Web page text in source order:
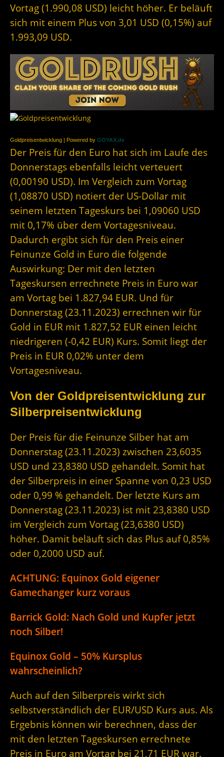
Vortag (1.990,08 USD) leicht höher. Er beläuft
sich mit einem Plus von 3,01 USD (0,15%) auf
1.993,09 USD.
Goldpreisentwicklung | Powered by GOYAX.de
Der Preis für den Euro hat sich im Laufe des
Donnerstags ebenfalls leicht verteuert
(0,00190 USD). Im Vergleich zum Vortag
(1,08870 USD) notiert der US-Dollar mit
seinem letzten Tageskurs bei 1,09060 USD
mit 0,17% über dem Vortagesniveau.
Dadurch ergibt sich für den Preis einer
Feinunze Gold in Euro die folgende
Auswirkung: Der mit den letzten
Tageskursen errechnete Preis in Euro war
am Vortag bei 1.827,94 EUR. Und für
Donnerstag (23.11.2023) errechnen wir für
Gold in EUR mit 1.827,52 EUR einen leicht
niedrigeren (-0,42 EUR) Kurs. Somit liegt der
Preis in EUR 0,02% unter dem
Vortagesniveau.
Von der Goldpreisentwicklung zur
Silberpreisentwicklung
Der Preis für die Feinunze Silber hat am
Donnerstag (23.11.2023) zwischen 23,6035
USD und 23,8380 USD gehandelt. Somit hat
der Silberpreis in einer Spanne von 0,23 USD
oder 0,99 % gehandelt. Der letzte Kurs am
Donnerstag (23.11.2023) ist mit 23,8380 USD
im Vergleich zum Vortag (23,6380 USD)
höher. Damit beläuft sich das Plus auf 0,85%
oder 0,2000 USD auf.
ACHTUNG: Equinox Gold eigener
Gamechanger kurz voraus
Barrick Gold: Nach Gold und Kupfer jetzt
noch Silber!
Equinox Gold – 50% Kursplus
wahrscheinlich?
Auch auf den Silberpreis wirkt sich
selbstverständlich der EUR/USD Kurs aus. Als
Ergebnis können wir berechnen, dass der
mit den letzten Tageskursen errechnete
Preis in Euro am Vortag bei 21,71 EUR war.